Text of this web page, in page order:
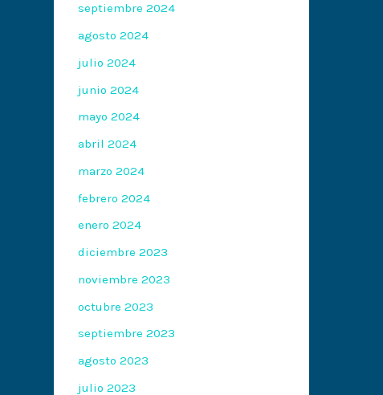
septiembre 2024
agosto 2024
julio 2024
junio 2024
mayo 2024
abril 2024
marzo 2024
febrero 2024
enero 2024
diciembre 2023
noviembre 2023
octubre 2023
septiembre 2023
agosto 2023
julio 2023